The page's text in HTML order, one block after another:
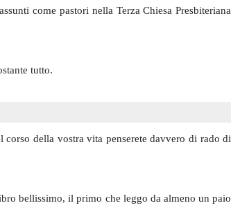
come pastori nella Terza Chiesa Presbiteriana
tutto.
della vostra vita penserete davvero di rado di
bellissimo, il primo che leggo da almeno un paio